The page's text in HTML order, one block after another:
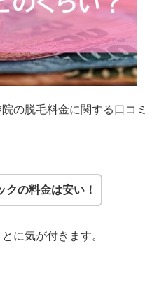
の脱毛料金に関する口コミ
クの料金は安い！
に気が付きます。